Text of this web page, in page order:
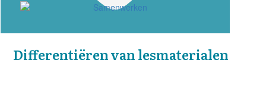
Differentiëren van lesmaterialen